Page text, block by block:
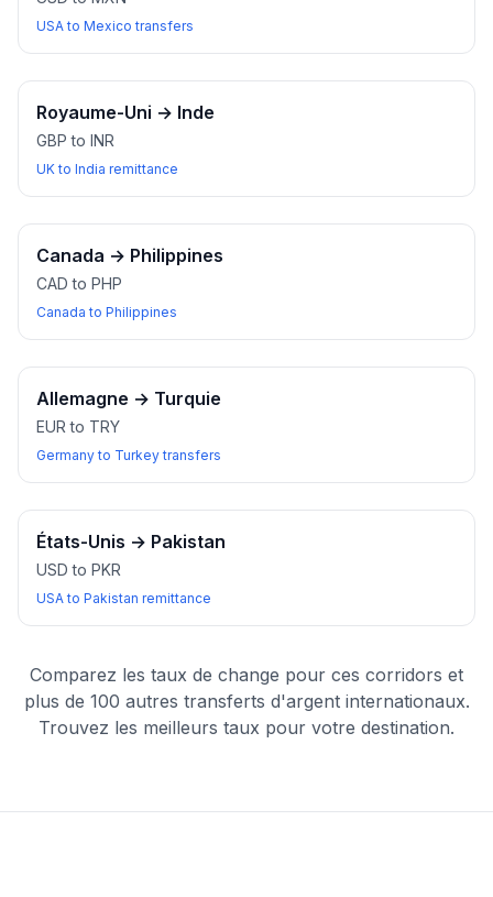
USA to Mexico transfers
Royaume-Uni → Inde
GBP to INR
UK to India remittance
Canada → Philippines
CAD to PHP
Canada to Philippines
Allemagne → Turquie
EUR to TRY
Germany to Turkey transfers
États-Unis → Pakistan
USD to PKR
USA to Pakistan remittance
Comparez les taux de change pour ces corridors et
plus de 100 autres transferts d'argent internationaux.
Trouvez les meilleurs taux pour votre destination.